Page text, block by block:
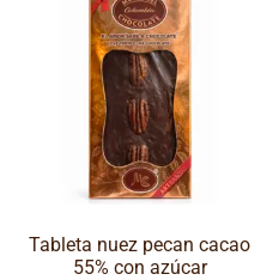
Tableta nuez pecan cacao
55% con azúcar